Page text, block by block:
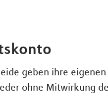
geben ihre
ohne Mitwirkung